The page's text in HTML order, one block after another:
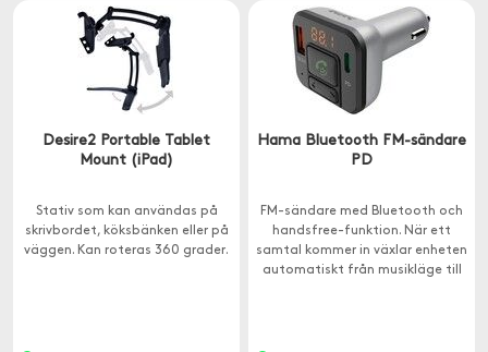
Desire2 Portable Tablet
Mount (iPad)
Stativ som kan användas på
skrivbordet, köksbänken eller på
väggen. Kan roteras 360 grader.
Hama Bluetooth FM-sändare
PD
FM-sändare med Bluetooth och
handsfree-funktion. När ett
samtal kommer in växlar enheten
automatiskt från musikläge till